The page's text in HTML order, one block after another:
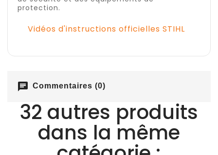
protection.
Vidéos d'instructions officielles STIHL
chat Commentaires (0)
32 autres produits
dans la même